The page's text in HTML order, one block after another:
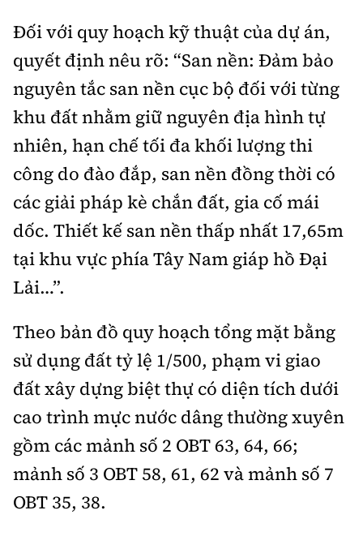
Đối với quy hoạch kỹ thuật của dự án,
quyết định nêu rõ: “San nền: Đảm bảo
nguyên tắc san nền cục bộ đối với từng
khu đất nhằm giữ nguyên địa hình tự
nhiên, hạn chế tối đa khối lượng thi
công do đào đắp, san nền đồng thời có
các giải pháp kè chắn đất, gia cố mái
dốc. Thiết kế san nền thấp nhất 17,65m
tại khu vực phía Tây Nam giáp hồ Đại
Lải…”.
Theo bản đồ quy hoạch tổng mặt bằng
sử dụng đất tỷ lệ 1/500, phạm vi giao
đất xây dựng biệt thự có diện tích dưới
cao trình mực nước dâng thường xuyên
gồm các mảnh số 2 OBT 63, 64, 66;
mảnh số 3 OBT 58, 61, 62 và mảnh số 7
OBT 35, 38.